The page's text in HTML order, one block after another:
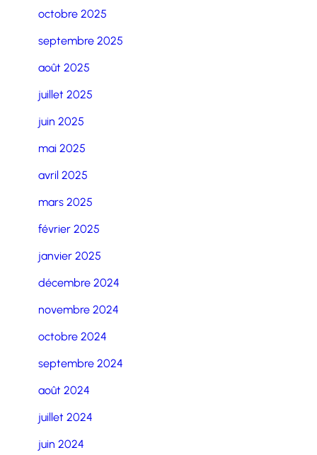
octobre 2025
septembre 2025
août 2025
juillet 2025
juin 2025
mai 2025
avril 2025
mars 2025
février 2025
janvier 2025
décembre 2024
novembre 2024
octobre 2024
septembre 2024
août 2024
juillet 2024
juin 2024